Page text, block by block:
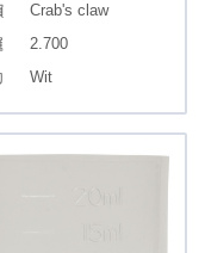
Crab's claw
2.700
Wit